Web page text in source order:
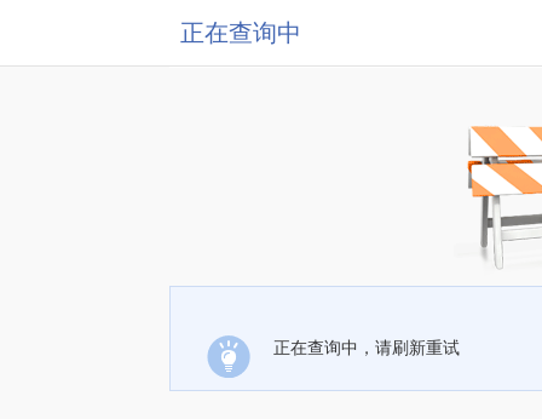
正在查询中
正在查询中，请刷新重试